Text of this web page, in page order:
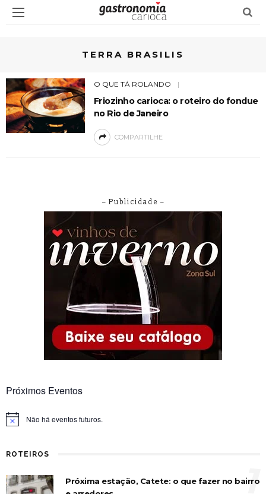
TERRA BRASILIS
O QUE TÁ ROLANDO
Friozinho carioca: o roteiro do fondue
no Rio de Janeiro
COMPARTILHE
– Publicidade –
Próximos Eventos
Notice Não há eventos futuros.
ROTEIROS
Próxima estação, Catete: o que fazer no bairro
1